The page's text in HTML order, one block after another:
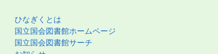
ひなぎくとは
国立国会図書館ホームページ
国立国会図書館サーチ